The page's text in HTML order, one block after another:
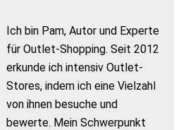
Ich bin Pam, Autor und Experte
für Outlet-Shopping. Seit 2012
erkunde ich intensiv Outlet-
Stores, indem ich eine Vielzahl
von ihnen besuche und
bewerte. Mein Schwerpunkt